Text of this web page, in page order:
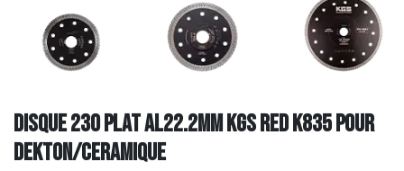
DISQUE 230 PLAT AL22.2mm KGS RED K835 POUR
DEKTON/CERAMIQUE